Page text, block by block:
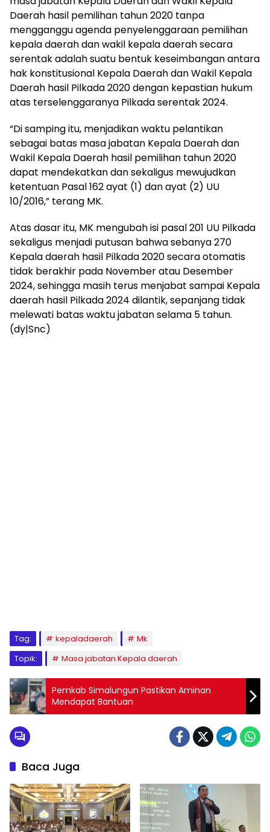
Daerah hasil pemilihan tahun 2020 tanpa
mengganggu agenda penyelenggaraan pemilihan
kepala daerah dan wakil kepala daerah secara
serentak adalah suatu bentuk keseimbangan antara
hak konstitusional Kepala Daerah dan Wakil Kepala
Daerah hasil Pilkada 2020 dengan kepastian hukum
atas terselenggaranya Pilkada serentak 2024.
“Di samping itu, menjadikan waktu pelantikan
sebagai batas masa jabatan Kepala Daerah dan
Wakil Kepala Daerah hasil pemilihan tahun 2020
dapat mendekatkan dan sekaligus mewujudkan
ketentuan Pasal 162 ayat (1) dan ayat (2) UU
10/2016,” terang MK.
Atas dasar itu, MK mengubah isi pasal 201 UU Pilkada
sekaligus menjadi putusan bahwa sebanya 270
Kepala daerah hasil Pilkada 2020 secara otomatis
tidak berakhir pada November atau Desember
2024, sehingga masih terus menjabat sampai Kepala
daerah hasil Pilkada 2024 dilantik, sepanjang tidak
melewati batas waktu jabatan selama 5 tahun.
(dy|Snc)
Tag: kepaladaerah
Mk
Topik:
Masa jabatan Kepala daerah
Pemkab Simalungun Pastikan Aminan
Mendapat Bantuan
Baca Juga